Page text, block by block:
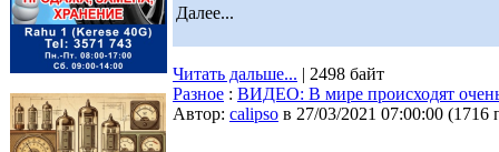
Далее...
Читать дальше... | 2498 байт
Разное : ВИДЕО: В мире происходят
Автор: calipso в 27/03/2021 07:00:00 (1716